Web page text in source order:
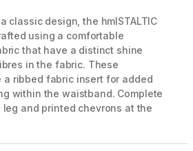
classic design, the hmlSTALTIC
using a comfortable
that have a distinct shine
in the fabric. These
a ribbed fabric insert for added
within the waistband. Complete
and printed chevrons at the